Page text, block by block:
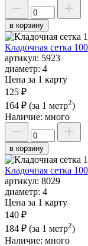
в корзину
Кладочная сетка
артикул: 5923
диаметр: 4
Цена за 1 карту
125 ₽
164 ₽ (за 1 метр2)
Наличие: много
в корзину
Кладочная сетка
артикул: 8029
диаметр: 4
Цена за 1 карту
140 ₽
184 ₽ (за 1 метр2)
Наличие: много